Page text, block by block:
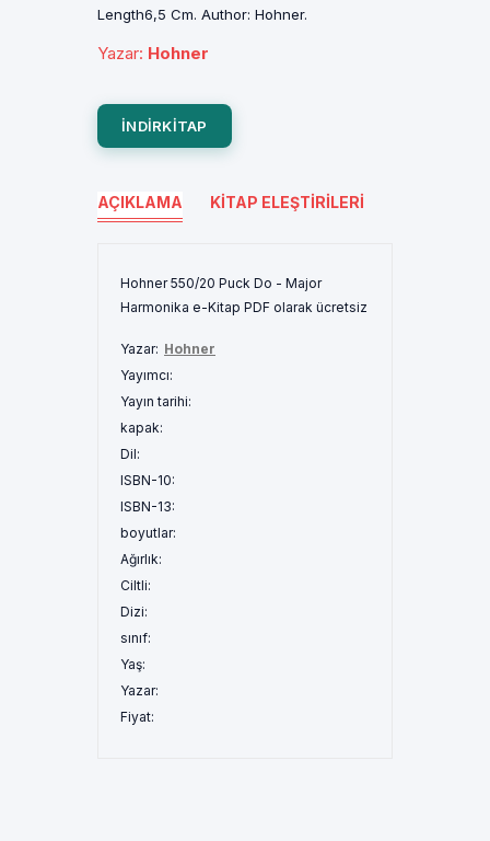
Length6,5 Cm. Author: Hohner.
Yazar: Hohner
INDIRKITAP
AÇIKLAMA KITAP ELEŞTIRILERI
Hohner 550/20 Puck Do - Major
Harmonika e-Kitap PDF olarak ücretsiz
Yazar: Hohner
Yayımcı:
Yayın tarihi:
kapak:
Dil:
ISBN-10:
ISBN-13:
boyutlar:
Ağırlık:
Ciltli:
Dizi:
sınıf:
Yaş:
Yazar:
Fiyat: